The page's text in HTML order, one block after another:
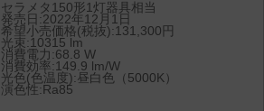
セラメタ150形1灯器具相当
発売日:2022年12月1日
希望小売価格(税抜):131,300円
光束:10315 lm
消費電力:68.8 W
消費効率:149.9 lm/W
光色(色温度):昼白色（5000K）
演色性:Ra85